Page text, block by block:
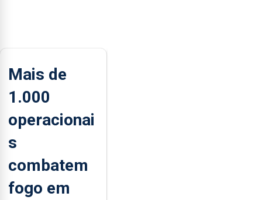
Mais de
1.000
operacionai
s
combatem
fogo em